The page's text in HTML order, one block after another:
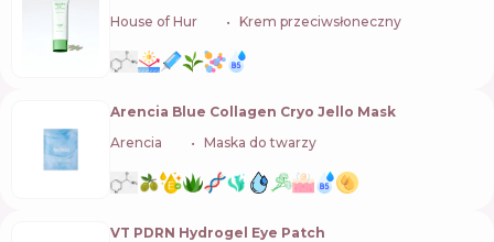
House of Hur
Krem przeciwsłoneczny
Arencia Blue Collagen Cryo Jello Mask
Arencia
Maska do twarzy
VT PDRN Hydrogel Eye Patch